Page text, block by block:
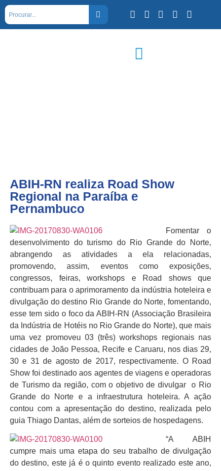
ABIH-RN realiza Road Show
Regional na Paraíba e
Pernambuco
Fomentar o
desenvolvimento do turismo do Rio Grande do Norte,
abrangendo as atividades a ela relacionadas,
promovendo, assim, eventos como exposições,
congressos, feiras, workshops e Road shows que
contribuam para o aprimoramento da indústria hoteleira e
divulgação do destino Rio Grande do Norte, fomentando,
esse tem sido o foco da ABIH-RN (Associação Brasileira
da Indústria de Hotéis no Rio Grande do Norte), que mais
uma vez promoveu 03 (três) workshops regionais nas
cidades de João Pessoa, Recife e Caruaru, nos dias 29,
30 e 31 de agosto de 2017, respectivamente. O Road
Show foi destinado aos agentes de viagens e operadoras
de Turismo da região, com o objetivo de divulgar o Rio
Grande do Norte e a infraestrutura hoteleira. A ação
contou com a apresentação do destino, realizada pelo
guia Thiago Dantas, além de sorteios de hospedagens.
“A ABIH
cumpre mais uma etapa do seu trabalho de divulgação
do destino, este já é o quinto evento realizado este ano,